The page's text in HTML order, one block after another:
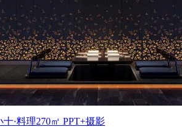
·料理270㎡ PPT+摄影